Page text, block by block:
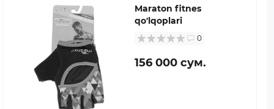
Maraton fitnes
qo'lqoplari
0
156 000 сум.